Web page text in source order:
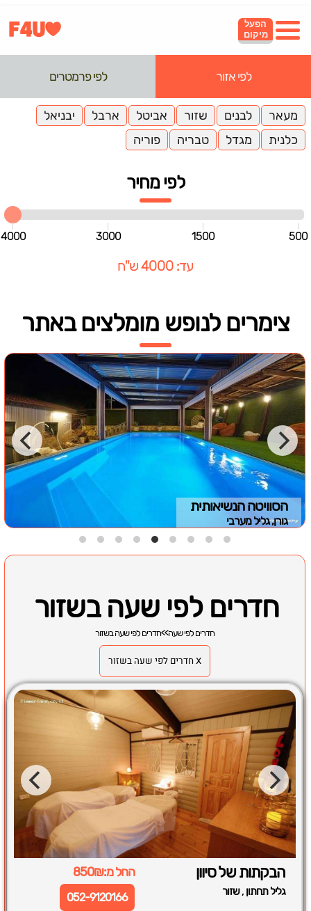
הפעל
מיקום
לפי אזור לפי פרמטרים
מעאר לבנים שזור אביטל ארבל
יבניאל
כלנית
מגדל טבריה פוריה
לפי מחיר
500
1500
3000
4000
עד: 4000 ש"ח
צימרים לנופש מומלצים באתר
הסוויטה הנשיאותית
גורן, גליל מערבי
חדרים לפי שעה בשזור
חדרים לפי שעה>>חדרים לפי שעה בשזור
X חדרים לפי שעה בשזור
הבקתות של סיוון החל מ:850₪
גליל תחתון ,שזור 052-9120166